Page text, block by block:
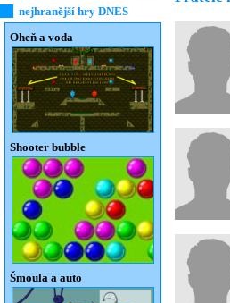
nejhranější hry DNES
Oheň a voda
Shooter bubble
Šmoula a auto